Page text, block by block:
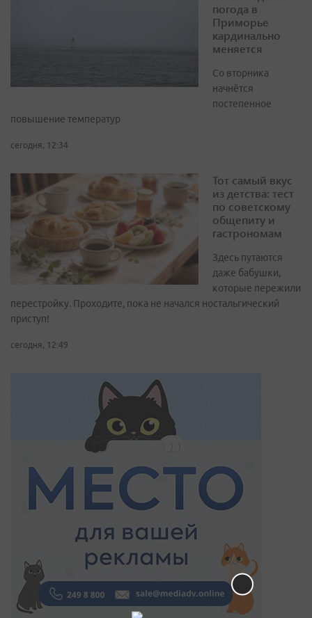
погода в
Приморье
кардинально
меняется
Со вторника
начнётся
постепенное
повышение температур
сегодня, 12:34
Тот самый вкус
из детства: тест
по советскому
общепиту и
гастрономам
Здесь путаются
даже бабушки,
которые пережили
перестройку. Проходите, пока не начался ностальгический
приступ!
сегодня, 12:49